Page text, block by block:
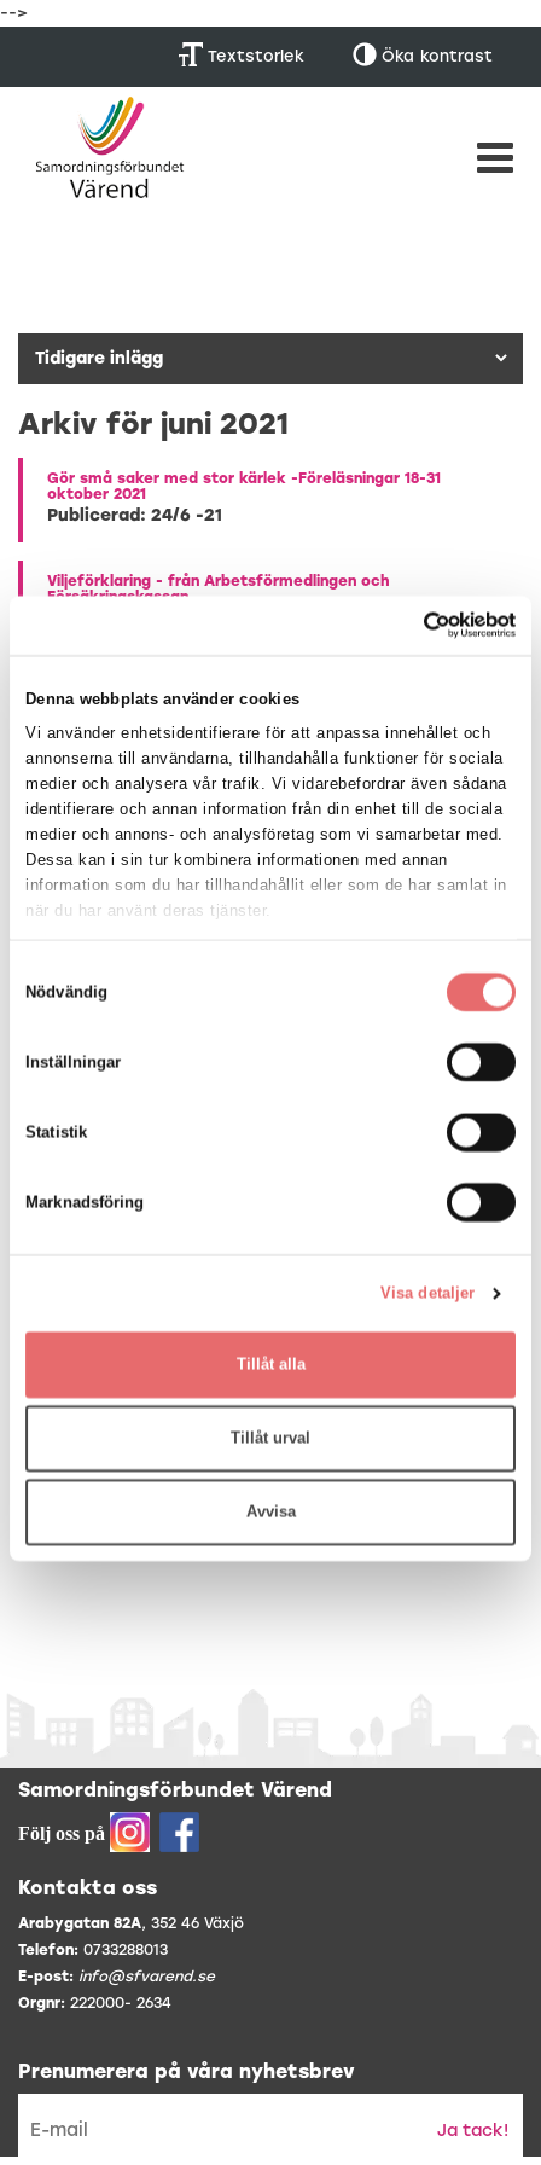
Denna webbplats använder cookies
Vi använder enhetsidentifierare för att anpassa innehållet och
annonserna till användarna, tillhandahålla funktioner för sociala
medier och analysera vår trafik. Vi vidarebefordrar även sådana
identifierare och annan information från din enhet till de sociala
medier och annons- och analysföretag som vi samarbetar med.
Dessa kan i sin tur kombinera informationen med annan
information som du har tillhandahållit eller som de har samlat in
när du har använt deras tjänster.
Nödvändig
Inställningar
Statistik
Marknadsföring
Visa detaljer
Tillåt alla
Tillåt urval
Avvisa
-->
Textstorlek Öka kontrast
Arkiv för juni 2021
Gör små saker med stor kärlek -Föreläsningar 18-31
oktober 2021
Publicerad: 24/6 -21
Viljeförklaring - från Arbetsförmedlingen och
Försäkringskassan
Försäkringskassan om hur myndigheterna tillsammans ska
ta ett större ansvar för samverkan genom
Nyhetsbrev sommar 2021
Publicerad: 22/6 -21
Publicerad: 9/6 -21
psykisk hälsa har staten gjort stora satsningar på att
stärka patientens egenmakt samt möjlighet att medverka i
Publicerad: 4/6 -21
arbete med SIP? Kolla in filmen!
Samordningsförbundet Värend
Följ oss på
Kontakta oss
Arabygatan 82A, 352 46 Växjö
Telefon: 0733288013
E-post: info@sfvarend.se
Orgnr: 222000- 2634
Prenumerera på våra nyhetsbrev
Ja tack!